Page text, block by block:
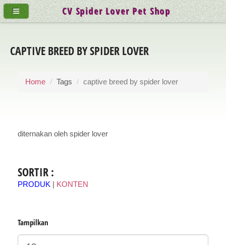
CAPTIVE BREED BY SPIDER LOVER
Home Tags captive breed by spider lover
diternakan oleh spider lover
SORTIR :
PRODUK KONTEN
Tampilkan
CV Spider Lover Pet Shop